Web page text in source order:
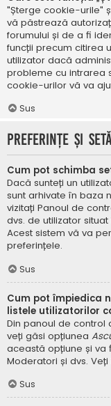
"Șterge cookie-urile"
vă păstrează
forumului și de a fi
funcții precum citirea
utilizator dacă
probleme cu intrarea
cookie-urilor vă va
Sus
Preferințe și
Cum pot schimba
Dacă sunteți un
sunt arhivate în baza
vizitați Panoul de
dvs. de utilizator
Acest sistem vă va
preferințele.
Sus
Cum pot împiedica
listele utilizatorilor
Din panoul de control
veți găsi opțiunea
această opțiune și va
Moderatori și dvs.
Sus